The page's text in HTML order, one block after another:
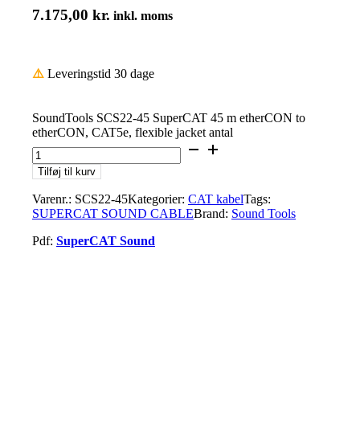
7.175,00 kr. inkl. moms
⚠️ Leveringstid 30 dage
SoundTools SCS22-45 SuperCAT 45 m etherCON to
etherCON, CAT5e, flexible jacket antal
Tilføj til kurv
Varenr.: SCS22-45Kategorier: CAT kabelTags:
SUPERCAT SOUND CABLEBrand: Sound Tools
Pdf: SuperCAT Sound